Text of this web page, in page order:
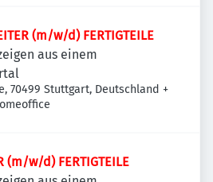
(m/w/d) FERTIGTEILE
aus einem
70499 Stuttgart, Deutschland +
(m/w/d) FERTIGTEILE